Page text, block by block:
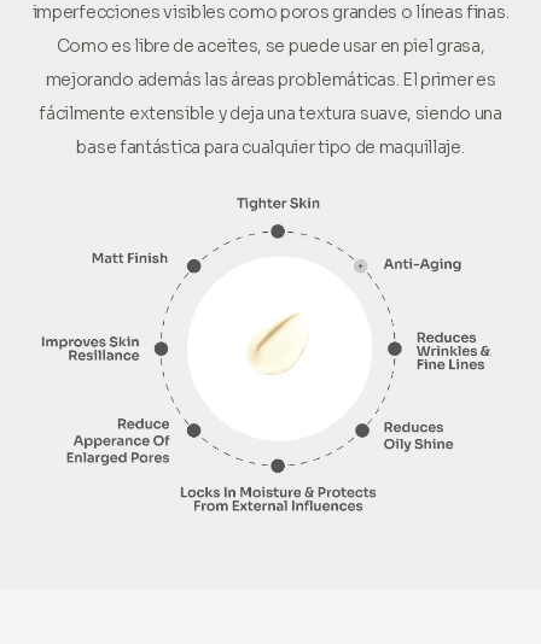
imperfecciones visibles como poros grandes o líneas finas.
Como es libre de aceites, se puede usar en piel grasa,
mejorando además las áreas problemáticas. El primer es
fácilmente extensible y deja una textura suave, siendo una
base fantástica para cualquier tipo de maquillaje.